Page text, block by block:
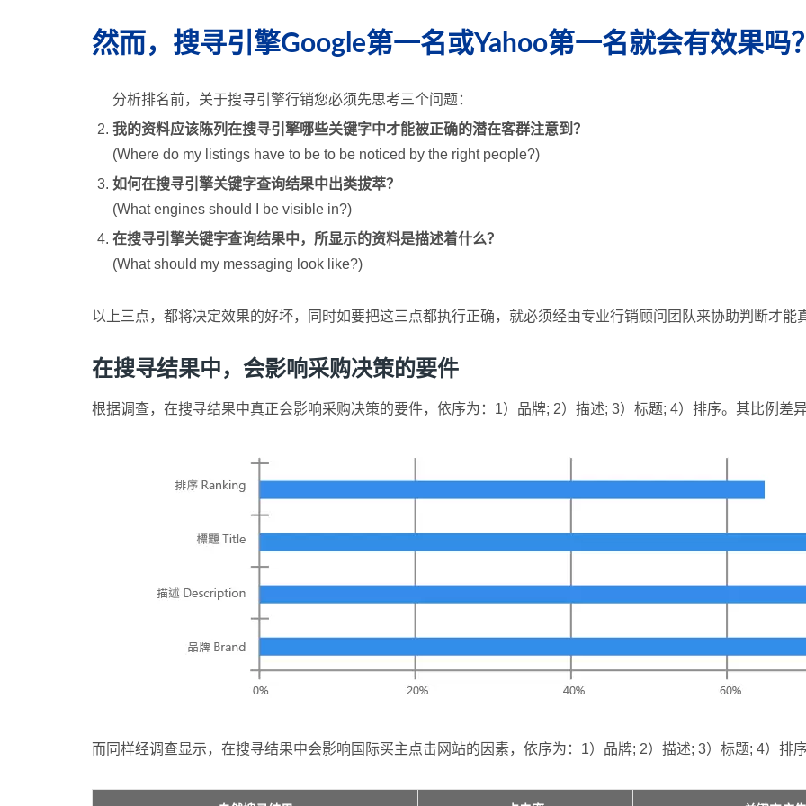
然而，搜寻引擎Google第一名或Yahoo第一名就会有效果吗？
分析排名前，关于搜寻引擎行销您必须先思考三个问题：
我的资料应该陈列在搜寻引擎哪些关键字中才能被正确的潜在客群注意到？
(Where do my listings have to be to be noticed by the right people?)
如何在搜寻引擎关键字查询结果中出类拔萃？
(What engines should I be visible in?)
在搜寻引擎关键字查询结果中，所显示的资料是描述着什么？
(What should my messaging look like?)
以上三点，都将决定效果的好坏，同时如要把这三点都执行正确，就必须经由专业行销顾问团队来协助判断才能
在搜寻结果中，会影响采购决策的要件
根据调查，在搜寻结果中真正会影响采购决策的要件，依序为：1）品牌; 2）描述; 3）标题; 4）排序。其比例差异
而同样经调查显示，在搜寻结果中会影响国际买主点击网站的因素，依序为：1）品牌; 2）描述; 3）标题; 4）排